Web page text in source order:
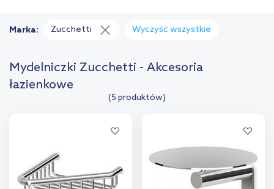
Mydelniczki Zucchetti - Akcesoria
łazienkowe
(5 produktów)
Marka: Zucchetti Wyczyść wszystkie